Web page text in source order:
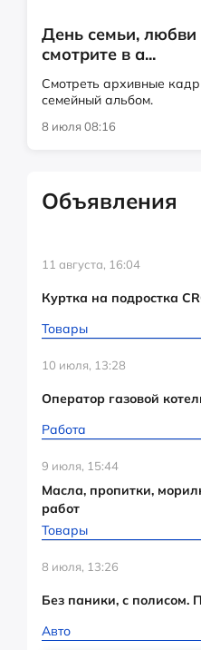
День семьи,
смотрите в а...
Смотреть архивные
семейный альбом.
8 июля 08:16
Объявления
11 августа, 16:04
Куртка на подростка
Товары
10 июля, 13:28
Оператор газовой
Работа
9 июля, 15:44
Масла, пропитки,
работ
Товары
8 июля, 13:26
Без паники, с полисом.
Авто